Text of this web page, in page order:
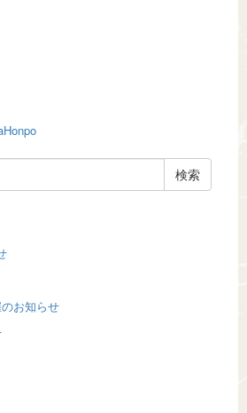
お知らせ